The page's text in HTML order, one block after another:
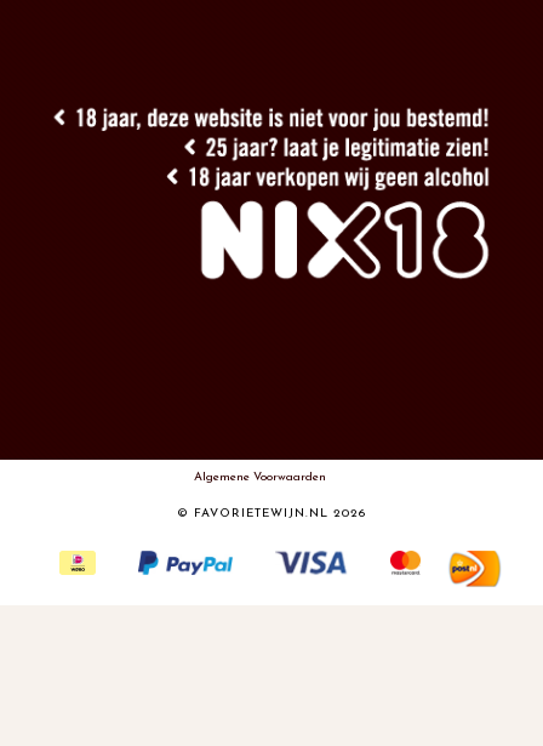
Algemene Voorwaarden
© FAVORIETEWIJN.NL 2026